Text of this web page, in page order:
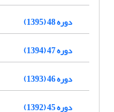
دوره 48 (1395)
دوره 47 (1394)
دوره 46 (1393)
دوره 45 (1392)